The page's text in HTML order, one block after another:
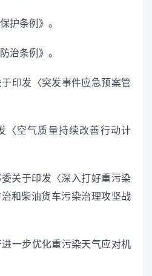
护条例》。
治条例》。
印发〈突发事件应急预案管
〈空气质量持续改善行动计
关于印发〈深入打好重污染
和柴油货车污染治理攻坚战
一步优化重污染天气应对机